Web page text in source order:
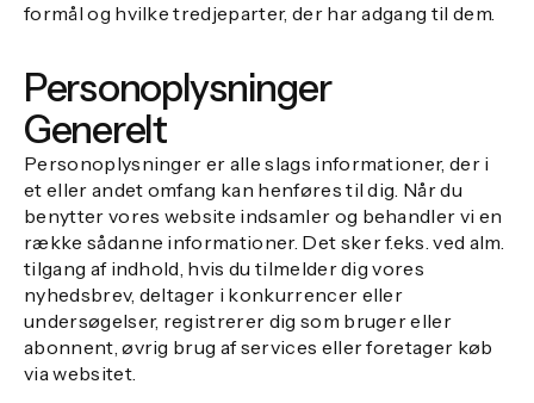
formål og hvilke tredjeparter, der har adgang til dem.
Personoplysninger
Generelt
Personoplysninger er alle slags informationer, der i
et eller andet omfang kan henføres til dig. Når du
benytter vores website indsamler og behandler vi en
række sådanne informationer. Det sker f.eks. ved alm.
tilgang af indhold, hvis du tilmelder dig vores
nyhedsbrev, deltager i konkurrencer eller
undersøgelser, registrerer dig som bruger eller
abonnent, øvrig brug af services eller foretager køb
via websitet.